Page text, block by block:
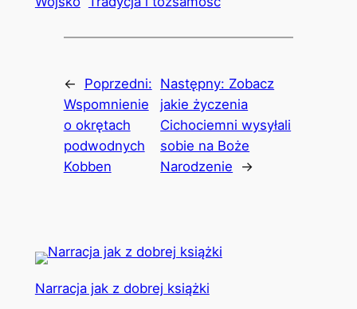
←
Poprzedni:
Wspomnienie
o okrętach
podwodnych
Kobben
Następny: Zobacz
jakie życzenia
Cichociemni wysyłali
sobie na Boże
Narodzenie
→
Narracja jak z dobrej książki